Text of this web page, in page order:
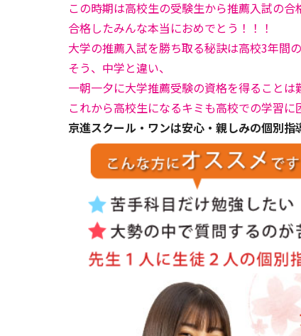
この時期は高校生の受験生から推薦入試の
合格したみんな本当におめでとう！！！
大学の推薦入試を勝ち取る秘訣は高校3年間
そう、中学と違い、
一朝一夕に大学推薦受験の資格を得ることは
これから高校生になるキミも高校での学習
京進スクール・ワンは安心・親しみの個別指